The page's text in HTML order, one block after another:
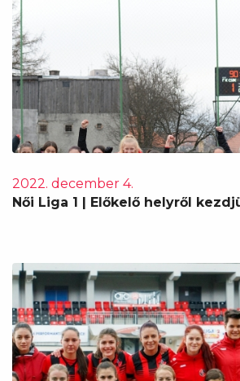
2022. december 4.
Női Liga 1 | Előkelő helyről